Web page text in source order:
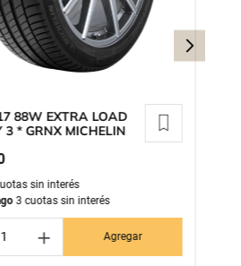
88W EXTRA LOAD
3 * GRNX MICHELIN
sin interés
3 cuotas sin interés
＋ Agregar